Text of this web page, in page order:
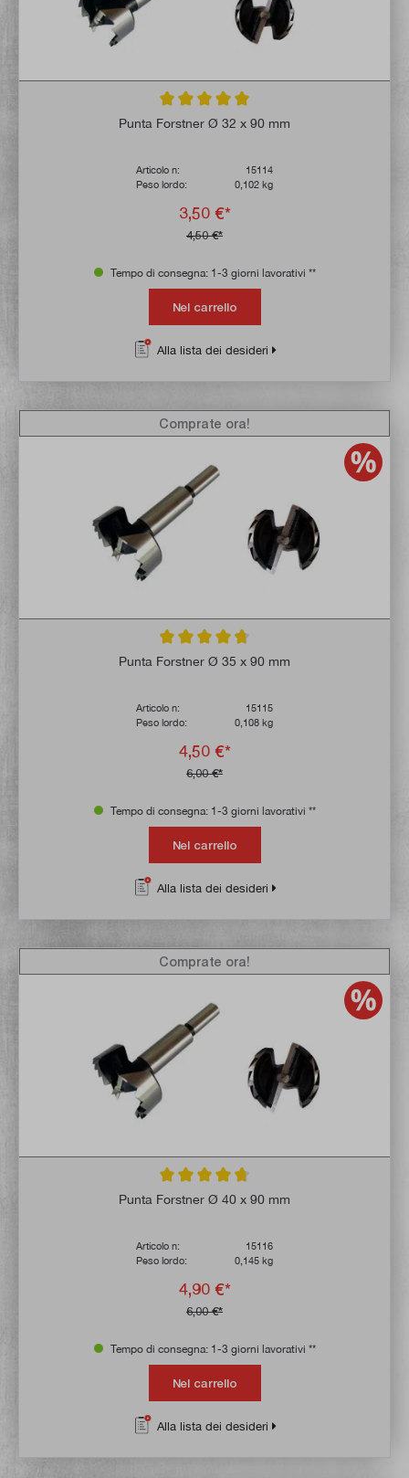
Valutazione media di 5 su 5 stelle
Punta Forstner Ø 32 x 90 mm
Articolo n:
15114
Peso lordo:
0,102 kg
3,50 €*
4,50 €*
Tempo di consegna: 1-3 giorni lavorativi **
Nel carrello
Alla lista dei desideri
Valutazione media di 4.8 su 5 stelle
Punta Forstner Ø 35 x 90 mm
Articolo n:
15115
Peso lordo:
0,108 kg
4,50 €*
6,00 €*
Comprate ora!
Tempo di consegna: 1-3 giorni lavorativi **
Nel carrello
Alla lista dei desideri
Valutazione media di 4.8 su 5 stelle
Punta Forstner Ø 40 x 90 mm
Articolo n:
15116
Peso lordo:
0,145 kg
4,90 €*
6,00 €*
Comprate ora!
Tempo di consegna: 1-3 giorni lavorativi **
Nel carrello
Alla lista dei desideri